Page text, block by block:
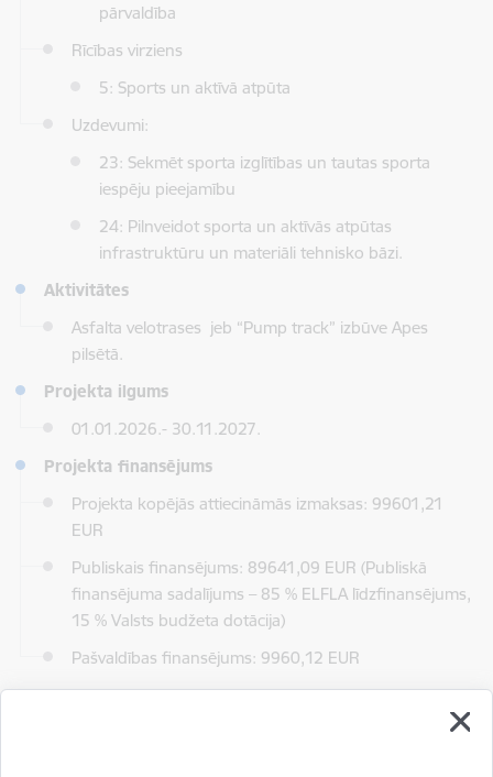
pārvaldība
Rīcības virziens
5: Sports un aktīvā atpūta
Uzdevumi:
23: Sekmēt sporta izglītības un tautas sporta
iespēju pieejamību
24: Pilnveidot sporta un aktīvās atpūtas
infrastruktūru un materiāli tehnisko bāzi.
Aktivitātes
Asfalta velotrases jeb “Pump track” izbūve Apes
pilsētā.
Projekta ilgums
01.01.2026.- 30.11.2027.
Projekta finansējums
Projekta kopējās attiecināmās izmaksas: 99601,21
EUR
Publiskais finansējums: 89641,09 EUR (Publiskā
finansējuma sadalījums – 85 % ELFLA līdzfinansējums,
15 % Valsts budžeta dotācija)
Pašvaldības finansējums: 9960,12 EUR